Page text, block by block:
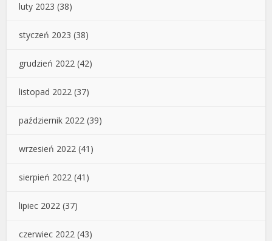
luty 2023 (38)
styczeń 2023 (38)
grudzień 2022 (42)
listopad 2022 (37)
październik 2022 (39)
wrzesień 2022 (41)
sierpień 2022 (41)
lipiec 2022 (37)
czerwiec 2022 (43)